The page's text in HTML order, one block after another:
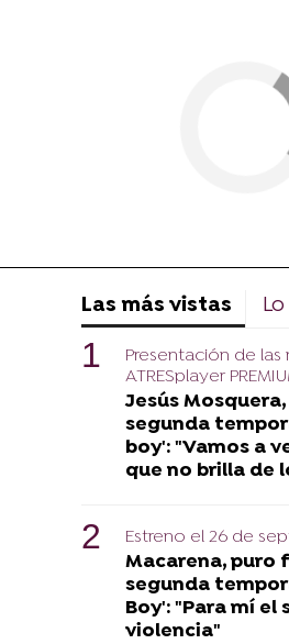
Las más vistas
Presentación de
ATRESplayer
Jesús
segunda
boy': "Vamos a
que no brilla de
Estreno el 26 de
Macarena, puro
segunda
Boy': "Para mí el
violencia"